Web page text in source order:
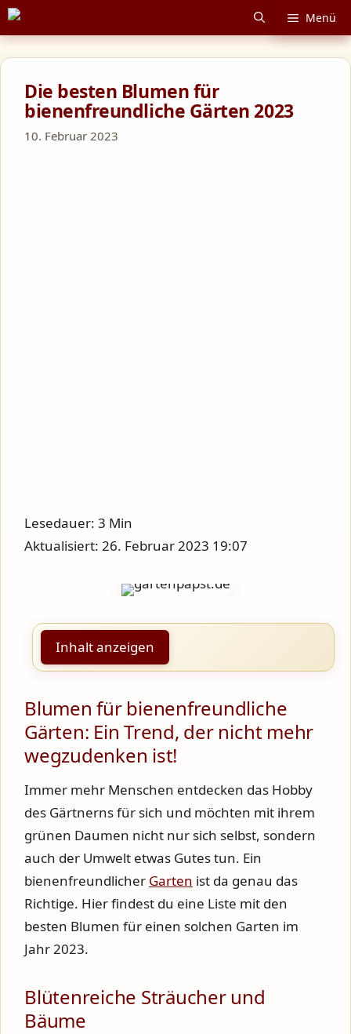
Zum
Inhalt
springen
Menü
Die besten Blumen für
bienenfreundliche Gärten 2023
10. Februar 2023
Lesedauer: 3 Min
Aktualisiert: 26. Februar 2023 19:07
Inhalt anzeigen
Blumen für bienenfreundliche
Gärten: Ein Trend, der nicht mehr
wegzudenken ist!
Immer mehr Menschen entdecken das Hobby
des Gärtnerns für sich und möchten mit ihrem
grünen Daumen nicht nur sich selbst, sondern
auch der Umwelt etwas Gutes tun. Ein
bienenfreundlicher Garten ist da genau das
Richtige. Hier findest du eine Liste mit den
besten Blumen für einen solchen Garten im
Jahr 2023.
Blütenreiche Sträucher und
Bäume